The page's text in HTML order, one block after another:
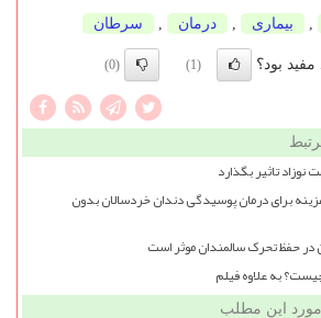
بیماری درمان سرطان
بود؟ (1)
(0)
تاثیر بگذارد
برای درمان پوسیدگی دندان خردسالان بدون
در حفظ تحرک سالمندان موثر است
به علاوه فیلم
مورد این مطلب